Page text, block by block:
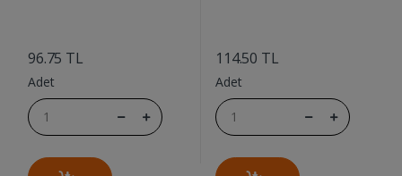
96.75 TL
Adet
114.50 TL
Adet